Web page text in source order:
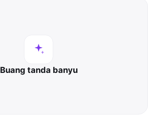
Buang tanda banyu